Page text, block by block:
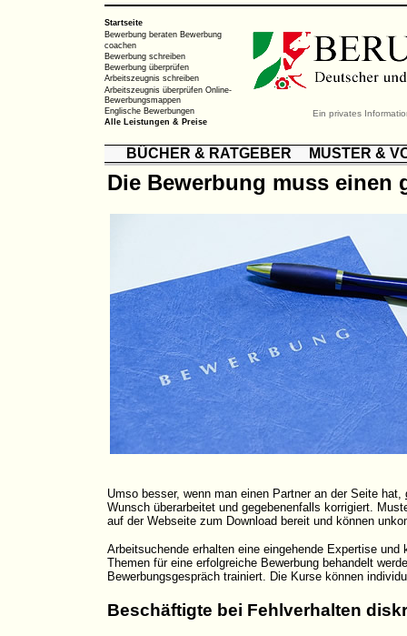
Startseite
Bewerbung beraten Bewerbung
coachen
Bewerbung schreiben
Bewerbung überprüfen
Arbeitszeugnis schreiben
Arbeitszeugnis überprüfen Online-
Bewerbungsmappen
Englische Bewerbungen
Alle Leistungen & Preise
Ein privates
BÜCHER & RATGEBER MUSTER &
Die Bewerbung muss
Umso besser, wenn man einen Partner an der Seite hat,
Wunsch überarbeitet und gegebenenfalls korrigiert.
auf der Webseite zum Download bereit und können
Arbeitsuchende erhalten eine eingehende Expertise
Themen für eine erfolgreiche Bewerbung behandelt
Bewerbungsgespräch trainiert. Die Kurse können
Beschäftigte bei Fehlverhalten